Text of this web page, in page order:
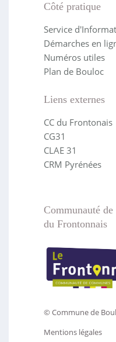
Côté pratique
Service
Démarches en
Numéros utiles
Plan de Bouloc
Liens externes
CC du Frontonais
CG31
CLAE 31
CRM Pyrénées
Communauté
du Frontonnais
© Commune de
Mentions légales